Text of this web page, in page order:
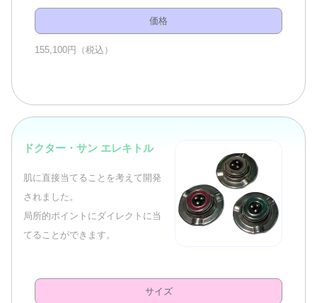
価格
155,100円（税込）
ドクター・サン エレキトル
肌に直接当てることを考えて開発
されました。
局所的ポイントにダイレクトに当
てることができます。
サイズ